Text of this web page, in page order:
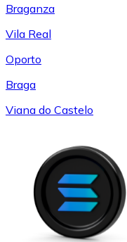
Braganza
Vila Real
Oporto
Braga
Viana do Castelo